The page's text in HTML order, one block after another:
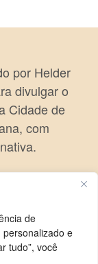
de
e
tudo”, você
por Helder
divulgar o
Cidade de
com